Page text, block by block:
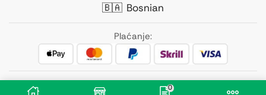
0
🇧🇦 Bosnian
Plaćanje: